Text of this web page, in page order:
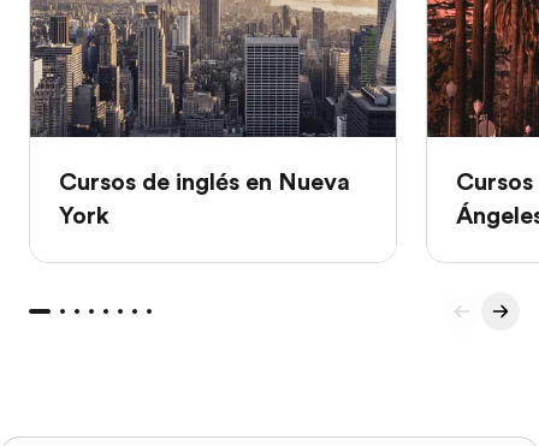
Cursos de inglés en Nueva
York